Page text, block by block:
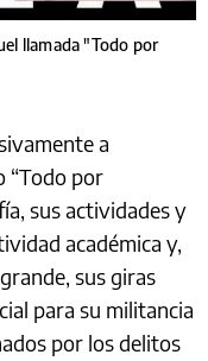
llamada "Todo por
a
“Todo por
sus actividades y
académica y,
sus giras
para su militancia
por los delitos